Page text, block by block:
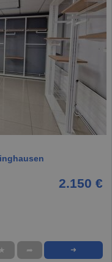
1 / 17
2.150 €
★ ➦ ➜